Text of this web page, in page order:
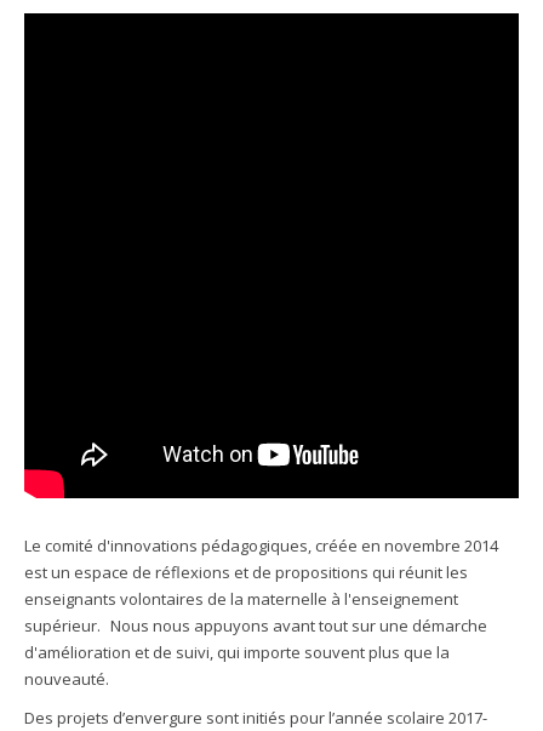
Le comité d'innovations pédagogiques, créée en novembre 2014
est un espace de réflexions et de propositions qui réunit les
enseignants volontaires de la maternelle à l'enseignement
supérieur. Nous nous appuyons avant tout sur une démarche
d'amélioration et de suivi, qui importe souvent plus que la
nouveauté.
Des projets d’envergure sont initiés pour l’année scolaire 2017-